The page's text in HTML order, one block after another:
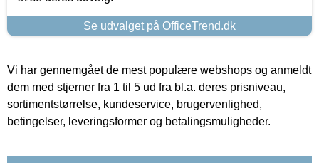
Se udvalget på OfficeTrend.dk
Vi har gennemgået de mest populære webshops og anmeldt
dem med stjerner fra 1 til 5 ud fra bl.a. deres prisniveau,
sortimentstørrelse, kundeservice, brugervenlighed,
betingelser, leveringsformer og betalingsmuligheder.